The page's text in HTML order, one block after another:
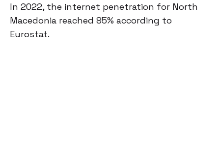
In 2022, the internet penetration for North
Macedonia reached 85% according to
Eurostat.